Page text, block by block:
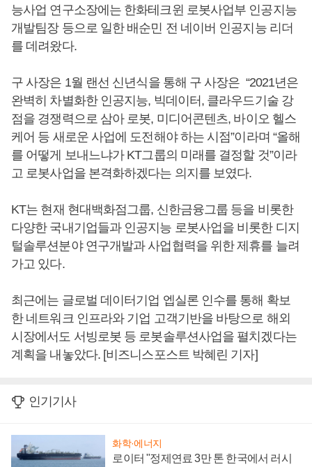
능사업 연구소장에는 한화테크윈 로봇사업부 인공지능
개발팀장 등으로 일한 배순민 전 네이버 인공지능 리더
를 데려왔다.
구 사장은 1월 랜선 신년식을 통해 구 사장은 “2021년은
완벽히 차별화한 인공지능, 빅데이터, 클라우드기술 강
점을 경쟁력으로 삼아 로봇, 미디어콘텐츠, 바이오 헬스
케어 등 새로운 사업에 도전해야 하는 시점”이라며 “올해
를 어떻게 보내느냐가 KT그룹의 미래를 결정할 것”이라
고 로봇사업을 본격화하겠다는 의지를 보였다.
KT는 현재 현대백화점그룹, 신한금융그룹 등을 비롯한
다양한 국내기업들과 인공지능 로봇사업을 비롯한 디지
털솔루션분야 연구개발과 사업협력을 위한 제휴를 늘려
가고 있다.
최근에는 글로벌 데이터기업 엡실론 인수를 통해 확보
한 네트워크 인프라와 기업 고객기반을 바탕으로 해외
시장에서도 서빙로봇 등 로봇솔루션사업을 펼치겠다는
계획을 내놓았다. [비즈니스포스트 박혜린 기자]
인기기사
화학·에너지
로이터 "정제연료 3만 톤 한국에서 러시